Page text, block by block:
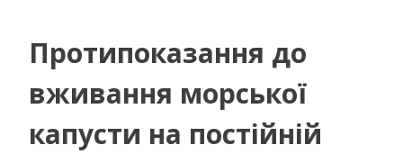
Протипоказання до
вживання морської
капусти на постійній